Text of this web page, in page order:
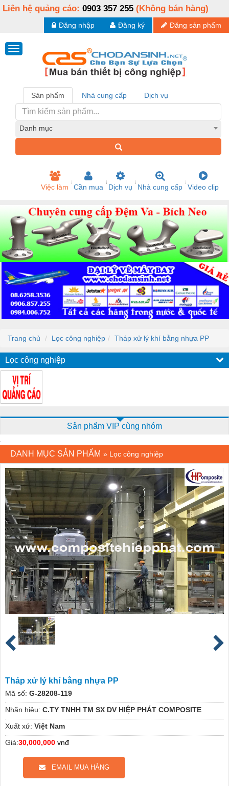
Liên hệ quảng cáo: 0903 357 255 (Không bán hàng)
Đăng sản phẩm
Đăng ký
Đăng nhập
Sản phẩm Nhà cung cấp Dịch vụ
Danh mục
Việc làm Cần mua Dịch vụ Nhà cung cấp Video clip
Trang chủ Lọc công nghiệp Tháp xử lý khí bằng nhựa PP
Lọc công nghiệp
Sản phẩm VIP cùng nhóm
DANH MỤC SẢN PHẨM » Lọc công nghiệp
Tháp xử lý khí bằng nhựa PP
Mã số: G-28208-119
Nhãn hiệu: C.TY TNHH TM SX DV HIỆP PHÁT COMPOSITE
Xuất xứ: Việt Nam
Giá:30,000,000 vnđ
EMAIL MUA HÀNG